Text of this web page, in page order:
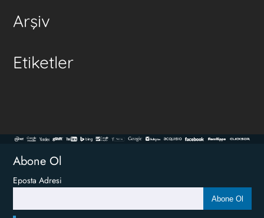
Arşiv
Etiketler
Abone Ol
Eposta Adresi
Abone Ol